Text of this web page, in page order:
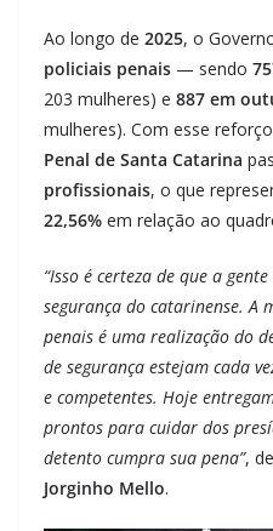
Ao longo de 2025, o
policiais penais — sendo
203 mulheres) e 887 em
mulheres). Com esse
Penal de Santa Catarina
profissionais, o que
22,56% em relação ao
“Isso é certeza de que a
segurança do catarinense. A
penais é uma realização do
de segurança estejam cada
e competentes. Hoje
prontos para cuidar dos
detento cumpra sua pena”,
Jorginho Mello.